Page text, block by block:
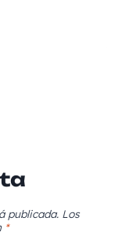
publicada. Los
*